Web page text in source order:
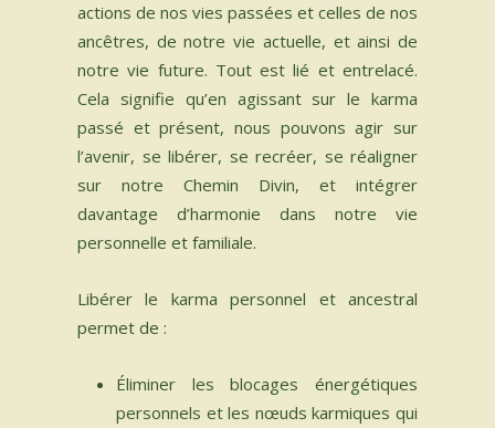
actions de nos vies passées et celles de nos
ancêtres, de notre vie actuelle, et ainsi de
notre vie future. Tout est lié et entrelacé.
Cela signifie qu’en agissant sur le karma
passé et présent, nous pouvons agir sur
l’avenir, se libérer, se recréer, se réaligner
sur notre Chemin Divin, et intégrer
davantage d’harmonie dans notre vie
personnelle et familiale.​
Libérer le karma personnel et ancestral
permet de :​
Éliminer les blocages énergétiques
personnels et les nœuds karmiques qui